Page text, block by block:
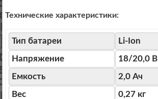
Технические характеристики:
Тип батареи Li-Ion
Напряжение 18/20,0 В
Емкость 2,0 Ач
Вес 0,27 кг